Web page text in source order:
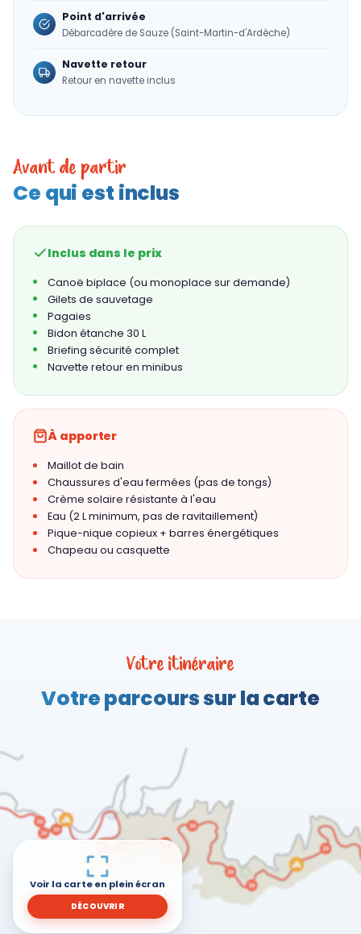
Point d'arrivée
Débarcadère de Sauze (Saint-Martin-d'Ardèche)
Navette retour
Retour en navette inclus
Avant de partir
Ce qui est inclus
Inclus dans le prix
Canoë biplace (ou monoplace sur demande)
Gilets de sauvetage
Pagaies
Bidon étanche 30 L
Briefing sécurité complet
Navette retour en minibus
À apporter
Maillot de bain
Chaussures d'eau fermées (pas de tongs)
Crème solaire résistante à l'eau
Eau (2 L minimum, pas de ravitaillement)
Pique-nique copieux + barres énergétiques
Chapeau ou casquette
Votre itinéraire
Votre parcours sur la carte
Voir la carte en plein écran
DÉCOUVRIR